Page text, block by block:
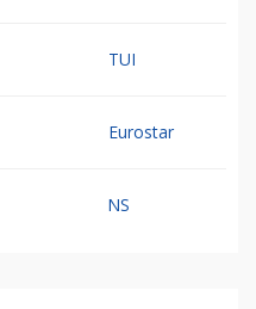
TUI
Eurostar
NS